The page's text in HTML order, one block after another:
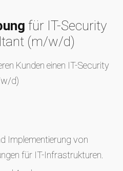
für IT-Security
(m/w/d)
Kunden einen IT-Security
d)
Implementierung von
für IT-Infrastrukturen.